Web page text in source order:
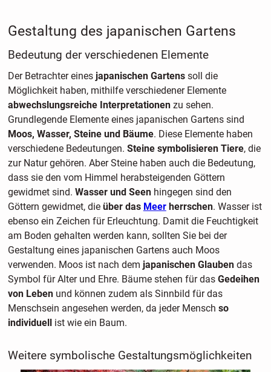
Gestaltung des japanischen Gartens
Bedeutung der verschiedenen Elemente
Der Betrachter eines japanischen Gartenssoll die
Möglichkeit haben, mithilfe verschiedener Elemente
abwechslungsreiche Interpretationenzu sehen.
Grundlegende Elemente eines japanischen Gartens sind
Moos, Wasser, Steine und Bäume. Diese Elemente haben
verschiedene Bedeutungen. Steine symbolisieren Tiere, die
zur Natur gehören. Aber Steine haben auch die Bedeutung,
dass sie den vom Himmel herabsteigenden Göttern
gewidmet sind. Wasser und Seenhingegen sind den
Göttern gewidmet, die über das Meerherrschen. Wasser ist
ebenso ein Zeichen für Erleuchtung. Damit die Feuchtigkeit
am Boden gehalten werden kann, sollten Sie bei der
Gestaltung eines japanischen Gartens auch Moos
verwenden. Moos ist nach dem japanischen Glaubendas
Symbol für Alter und Ehre. Bäume stehen für das Gedeihen
von Leben und können zudem als Sinnbild für das
Menschsein angesehen werden, da jeder Mensch so
individuellist wie ein Baum.
Weitere symbolische Gestaltungsmöglichkeiten